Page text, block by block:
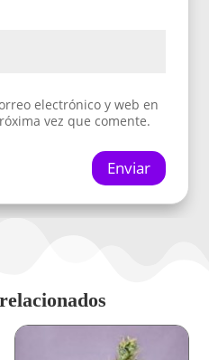
electrónico y web en
vez que comente.
Enviar